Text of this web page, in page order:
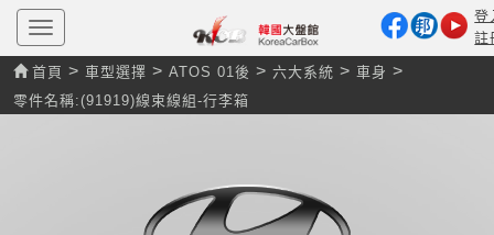
T
o
g
g
l
e
登
註
首頁 > 車型選擇 > ATOS 01後 > 六大系統 > 車身 >
零件名稱:(91919)線束線組-行李箱